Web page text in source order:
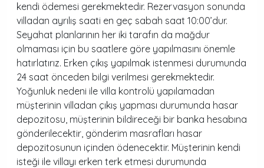
kendi ödemesi gerekmektedir. Rezervasyon sonunda
villadan ayrılış saati en geç sabah saat 10:00’dur.
Seyahat planlarının her iki tarafın da mağdur
olmaması için bu saatlere göre yapılmasını önemle
hatırlatırız. Erken çıkış yapılmak istenmesi durumunda
24 saat önceden bilgi verilmesi gerekmektedir.
Yoğunluk nedeni ile villa kontrolü yapılamadan
müşterinin villadan çıkış yapması durumunda hasar
depozitosu, müşterinin bildireceği bir banka hesabına
gönderilecektir, gönderim masrafları hasar
depozitosunun içinden ödenecektir. Müşterinin kendi
isteği ile villayı erken terk etmesi durumunda